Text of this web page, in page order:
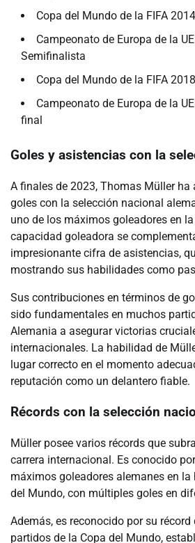
Copa del Mundo de la FIFA
Campeonato de Europa de la
Semifinalista
Copa del Mundo de la FIFA
Campeonato de Europa de la
final
Goles y asistencias con la
A finales de 2023, Thomas Müller ha
goles con la selección nacional
uno de los máximos goleadores en
capacidad goleadora se
impresionante cifra de asistencias,
mostrando sus habilidades como
Sus contribuciones en términos de
sido fundamentales en muchos
Alemania a asegurar victorias
internacionales. La habilidad de
lugar correcto en el momento
reputación como un delantero fiable.
Récords con la selección
Müller posee varios récords que
carrera internacional. Es conocido
máximos goleadores alemanes en la
del Mundo, con múltiples goles en
Además, es reconocido por su
partidos de la Copa del Mundo,